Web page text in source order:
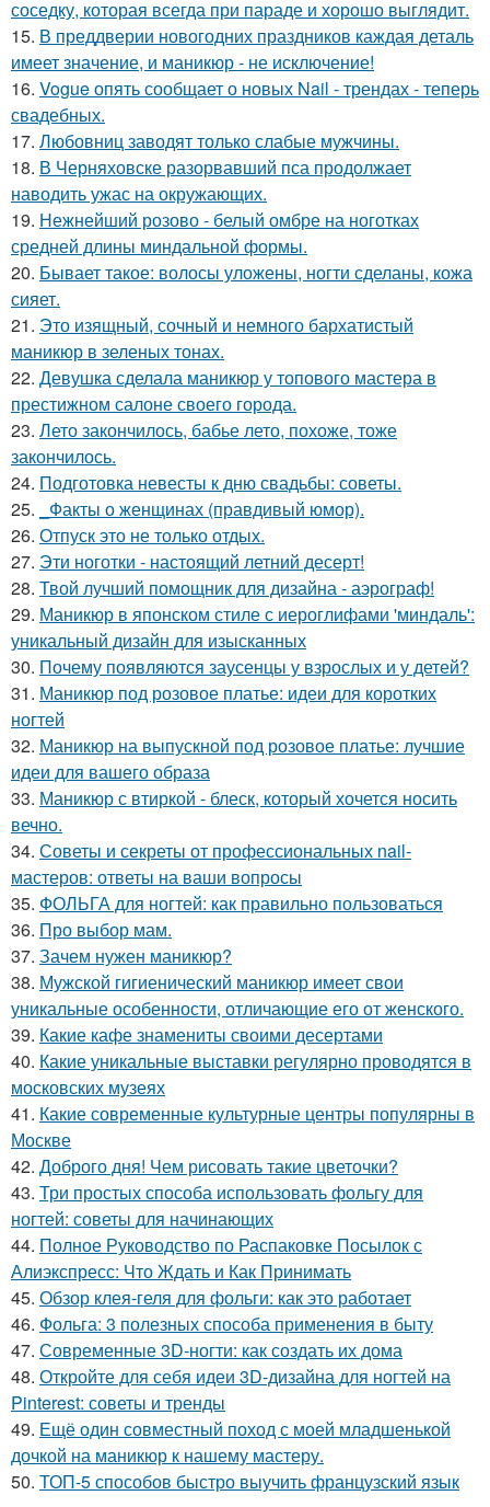
соседку, которая всегда при параде и хорошо выглядит.
15. В преддверии новогодних праздников каждая деталь
имеет значение, и маникюр - не исключение!
16. Vogue опять сообщает о новых Nail - трендах - теперь
свадебных.
17. Любовниц заводят только слабые мужчины.
18. В Черняховске разорвавший пса продолжает
наводить ужас на окружающих.
19. Нежнейший розово - белый омбре на ноготках
средней длины миндальной формы.
20. Бывает такое: волосы уложены, ногти сделаны, кожа
сияет.
21. Это изящный, сочный и немного бархатистый
маникюр в зеленых тонах.
22. Девушка сделала маникюр у топового мастера в
престижном салоне своего города.
23. Лето закончилось, бабье лето, похоже, тоже
закончилось.
24. Подготовка невесты к дню свадьбы: советы.
25.
_Факты о женщинах (правдивый юмор).
26. Отпуск это не только отдых.
27. Эти ноготки - настоящий летний десерт!
28. Твой лучший помощник для дизайна - аэрограф!
29. Маникюр в японском стиле с иероглифами 'миндаль':
уникальный дизайн для изысканных
30. Почему появляются заусенцы у взрослых и у детей?
31. Маникюр под розовое платье: идеи для коротких
ногтей
32. Маникюр на выпускной под розовое платье: лучшие
идеи для вашего образа
33. Маникюр с втиркой - блеск, который хочется носить
вечно.
34. Советы и секреты от профессиональных nail-
мастеров: ответы на ваши вопросы
35. ФОЛЬГА для ногтей: как правильно пользоваться
36. Про выбор мам.
37. Зачем нужен маникюр?
38. Мужской гигиенический маникюр имеет свои
уникальные особенности, отличающие его от женского.
39. Какие кафе знамениты своими десертами
40. Какие уникальные выставки регулярно проводятся в
московских музеях
41. Какие современные культурные центры популярны в
Москве
42. Доброго дня! Чем рисовать такие цветочки?
43. Три простых способа использовать фольгу для
ногтей: советы для начинающих
44. Полное Руководство по Распаковке Посылок с
Алиэкспресс: Что Ждать и Как Принимать
45. Обзор клея-геля для фольги: как это работает
46. Фольга: 3 полезных способа применения в быту
47. Современные 3D-ногти: как создать их дома
48. Откройте для себя идеи 3D-дизайна для ногтей на
Pinterest: советы и тренды
49. Ещё один совместный поход с моей младшенькой
дочкой на маникюр к нашему мастеру.
50. ТОП-5 способов быстро выучить французский язык